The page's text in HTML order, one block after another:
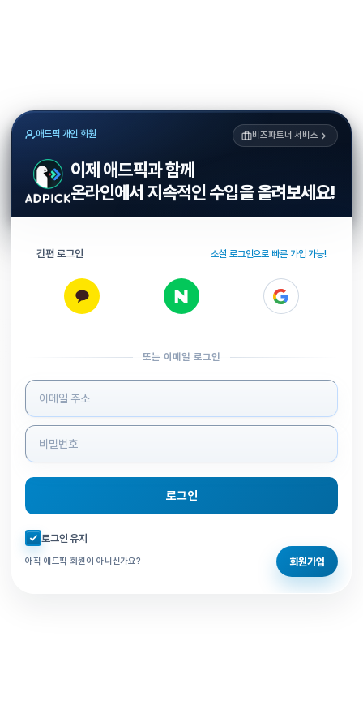
애드픽 개인 회원 비즈파트너 서비스
이제 애드픽과 함께
온라인에서 지속적인 수입을 올려보세요!
간편 로그인 소셜 로그인으로 빠른 가입 가능!
또는 이메일 로그인
로그인 정보 입력
로그인
자동로그인 체크
로그인 유지
아직 애드픽 회원이 아니신가요? 회원가입